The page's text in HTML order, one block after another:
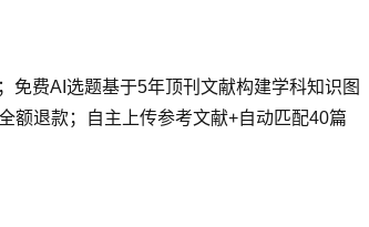
费AI选题基于5年顶刊文献构建学科知识图
额退款；自主上传参考文献+自动匹配40篇